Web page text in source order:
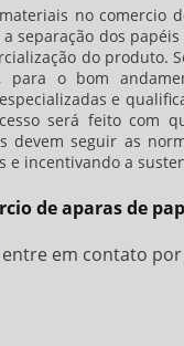
nocomercio
separação dos
do produto.
para o bom
e
será feito com
devem seguir as
e incentivando a
de aparas de
entre em contato